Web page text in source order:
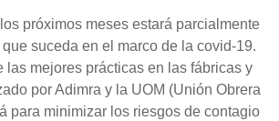
próximos meses estará parcialmente
suceda en el marco de la covid-19.
las mejores prácticas en las fábricas y
por Adimra y la UOM (Unión Obrera
para minimizar los riesgos de contagio